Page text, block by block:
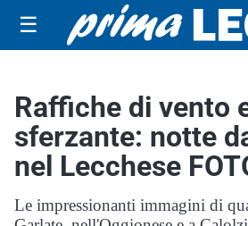
☰
Raffiche di vento
sferzante: notte
nel Lecchese
Le impressionanti immagini di